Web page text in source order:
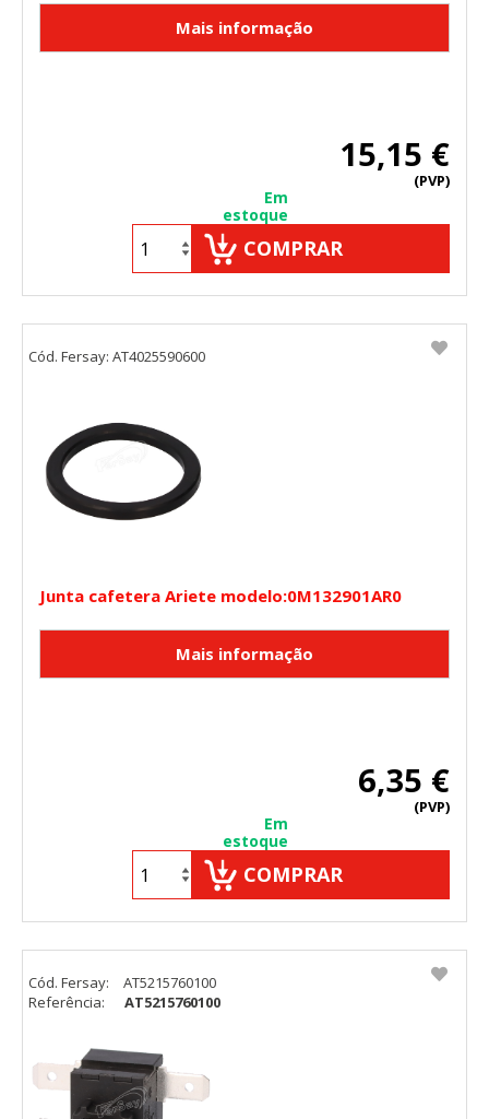
15,15 €
(PVP)
Em
estoque
COMPRAR
Junta cafetera Ariete modelo:0M132901AR0
6,35 €
(PVP)
Em
estoque
COMPRAR
Cód. Fersay: AT4025590600
Cód. Fersay:
AT5215760100
Referência:
AT5215760100
política de cookies